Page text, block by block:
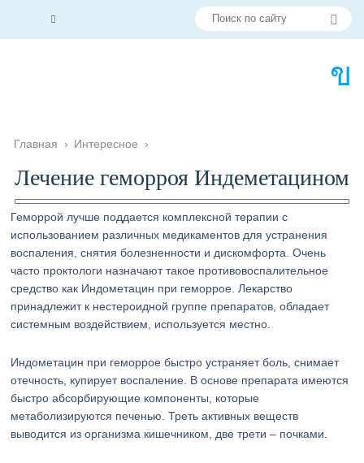
Главная › Интересное ›
Лечение геморроя Индеметацином
Геморрой лучше поддается комплексной терапии с
использованием различных медикаментов для устранения
воспаления, снятия болезненности и дискомфорта. Очень
часто проктологи назначают такое противовоспалительное
средство как Индометацин при геморрое. Лекарство
принадлежит к нестероидной группе препаратов, обладает
системным воздействием, используется местно.
Индометацин при геморрое быстро устраняет боль, снимает
отечность, купирует воспаление. В основе препарата имеются
быстро абсорбирующие компоненты, которые
метаболизируются печенью. Треть активных веществ
выводится из организма кишечником, две трети – почками.